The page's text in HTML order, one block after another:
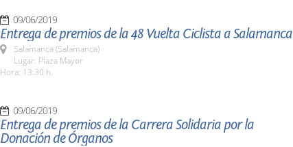
09/06/2019
Entrega de premios de la 48 Vuelta Ciclista a Salamanca
Salamanca (Salamanca)
Lugar: Plaza Mayor
Hora: 13:30 h.
09/06/2019
Entrega de premios de la Carrera Solidaria por la
Donación de Órganos